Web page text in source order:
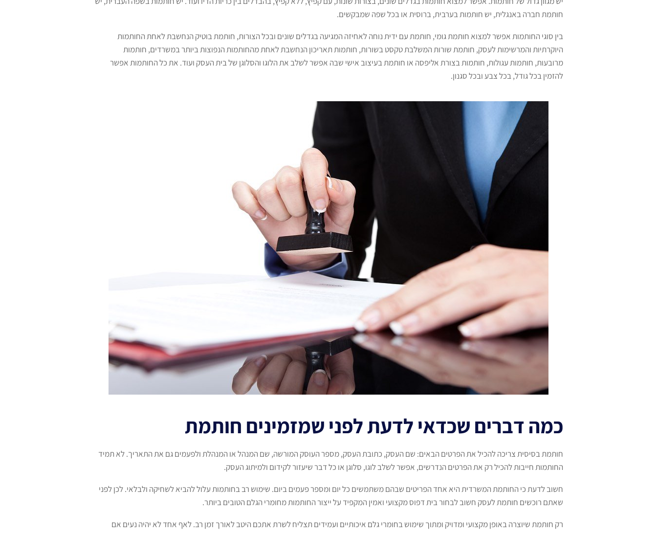
חותמת חברה באנגלית, יש חותמות בערבית, ברוסית או בכל שפה שמבקשים.
בין סוגי החותמות אפשר למצוא חותמת גומי, חותמת עם ידית נוחה לאחיזה המגיעה בגדלים שונים ובכל הצורות, חותמת בוטיק הנחשבת לאחת החותמות
היוקרתיות והמרשימות לעסק, חותמת שורות המשלבת טקסט בשורות, חותמות תאריכון הנחשבת לאחת מהחותמות הנפוצות ביותר במשרדים, חותמות
מרובעות, חותמות עגולות, חותמות בצורת אליפסה או חותמת בעיצוב אישי שבה אפשר לשלב את הלוגו והסלוגן של בית העסק ועוד. את כל החותמות אפשר
להזמין בכל גודל, בכל צבע ובכל סגנון.
כמה דברים שכדאי לדעת לפני שמזמינים חותמת
חותמת בסיסית צריכה להכיל את הפרטים הבאים: שם העסק, כתובת העסק, מספר העוסק המורשה, שם המנהל או המנהלת ולפעמים גם את התאריך. לא תמיד
החותמות חייבות להכיל רק את הפרטים הנדרשים, אפשר לשלב לוגו, סלוגן או כל דבר שיעזור לקידום ולמיתוג העסק.
חשוב לדעת כי החותמת המשרדית היא אחד הפריטים שבהם משתמשים כל יום ומספר פעמים ביום. שימוש רב בחותמות עלול להביא לשחיקה ולבלאי. לכן לפני
שאתם רוכשים חותמת לעסק חשוב לבחור בית דפוס מקצועי ואמין המקפיד על ייצור החותמות מחומרי הגלם הטובים ביותר.
רק חותמת שיוצרה באופן מקצועי ומדויק ומתוך שימוש בחומרי גלם איכותיים ועמידים תצליח לשרת אתכם היטב לאורך זמן רב. לאף אחד לא יהיה נעים אם